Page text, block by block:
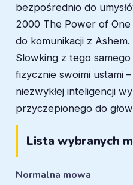
bezpośrednio do
2000 The Power of
do komunikacji z
Slowking z tego
fizycznie swoimi ustami
niezwykłej inteligencji
przyczepionego do
Lista wybranych
Normalna mowa